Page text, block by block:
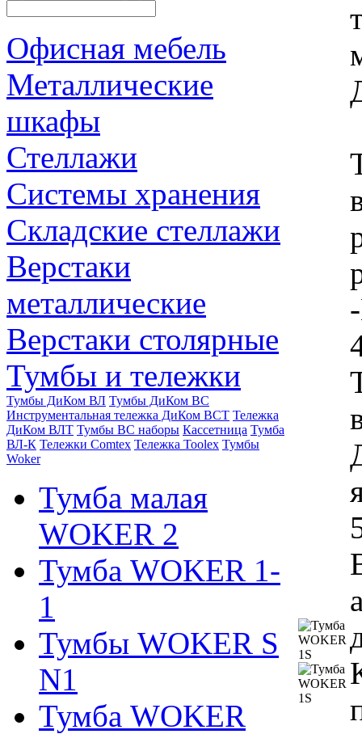
Офисная мебель
Металлические
шкафы
Стеллажи
Системы хранения
Складские стеллажи
Верстаки
металлические
Верстаки столярные
Тумбы и тележки
Тумбы ДиКом ВЛ Тумбы ДиКом ВС
Инструментальная тележка ДиКом ВСТ Тележка
ДиКом ВЛТ Тумбы ВС наборы Кассетница Тумба
ВЛ-К Тележки Comtex Тележка Toolex Тумбы
Woker
Тумба малая
WOKER 2
Тумба WOKER 1-
1
Тумбы WOKER S
N1
Тумба WOKER